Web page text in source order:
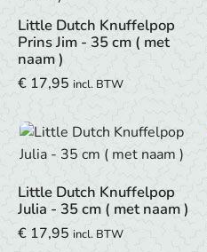
Little Dutch Knuffelpop
Prins Jim - 35 cm ( met
naam )
€ 17,95 incl. BTW
Little Dutch Knuffelpop
Julia - 35 cm ( met naam )
€ 17,95 incl. BTW